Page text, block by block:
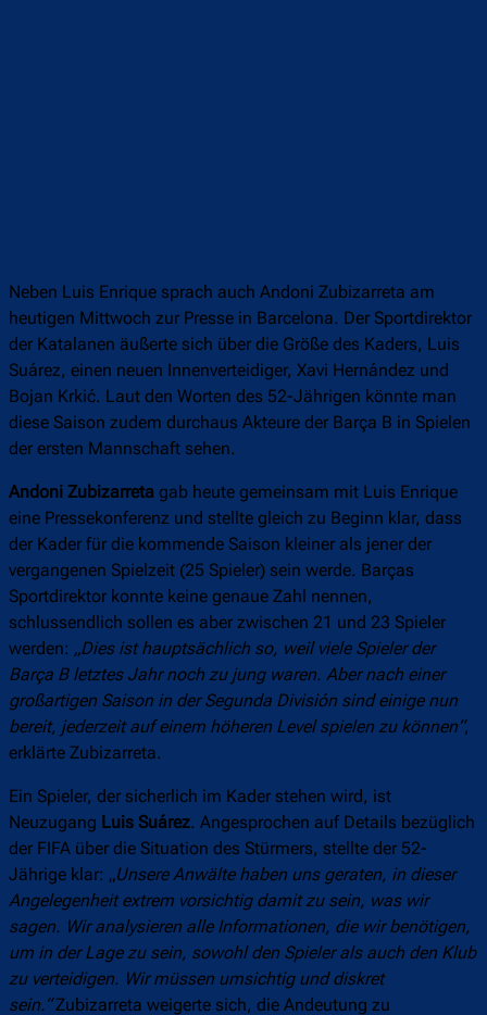
Neben Luis Enrique sprach auch Andoni Zubizarreta am
heutigen Mittwoch zur Presse in Barcelona. Der Sportdirektor
der Katalanen äußerte sich über die Größe des Kaders, Luis
Suárez, einen neuen Innenverteidiger, Xavi Hernández und
Bojan Krkić. Laut den Worten des 52-Jährigen könnte man
diese Saison zudem durchaus Akteure der Barça B in Spielen
der ersten Mannschaft sehen.
Andoni Zubizarreta gab heute gemeinsam mit Luis Enrique
eine Pressekonferenz und stellte gleich zu Beginn klar, dass
der Kader für die kommende Saison kleiner als jener der
vergangenen Spielzeit (25 Spieler) sein werde. Barças
Sportdirektor konnte keine genaue Zahl nennen,
schlussendlich sollen es aber zwischen 21 und 23 Spieler
werden: „Dies ist hauptsächlich so, weil viele Spieler der
Barça B letztes Jahr noch zu jung waren. Aber nach einer
großartigen Saison in der Segunda División sind einige nun
bereit, jederzeit auf einem höheren Level spielen zu können“,
erklärte Zubizarreta.
Ein Spieler, der sicherlich im Kader stehen wird, ist
Neuzugang Luis Suárez. Angesprochen auf Details bezüglich
der FIFA über die Situation des Stürmers, stellte der 52-
Jährige klar: „Unsere Anwälte haben uns geraten, in dieser
Angelegenheit extrem vorsichtig damit zu sein, was wir
sagen. Wir analysieren alle Informationen, die wir benötigen,
um in der Lage zu sein, sowohl den Spieler als auch den Klub
zu verteidigen. Wir müssen umsichtig und diskret
sein.“Zubizarreta weigerte sich, die Andeutung zu